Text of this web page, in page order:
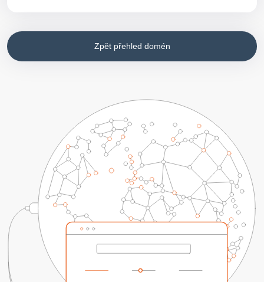
Zpět přehled domén